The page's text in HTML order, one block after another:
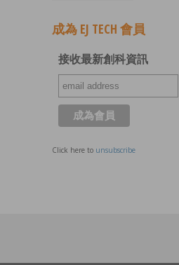
成為 EJ TECH 會員
接收最新創科資訊
Click here to unsubscribe